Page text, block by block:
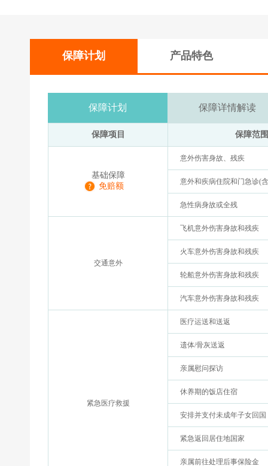
保障计划 产品特色
保障计划 保障详情解读
保障项目 保障范围
基础保障
免赔额
意外伤害身故、残疾
意外和疾病住院和门急诊(
急性病身故或全残
交通意外
飞机意外伤害身故和残疾
火车意外伤害身故和残疾
轮船意外伤害身故和残疾
汽车意外伤害身故和残疾
紧急医疗救援
医疗运送和送返
遗体/骨灰送返
亲属慰问探访
休养期的饭店住宿
安排并支付未成年子女回国
紧急返回居住地国家
亲属前往处理后事保险金